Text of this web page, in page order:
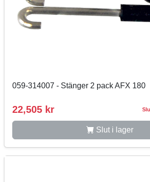
059-314007 - Stänger 2 pack AFX 180
22,505 kr
Slut i lager